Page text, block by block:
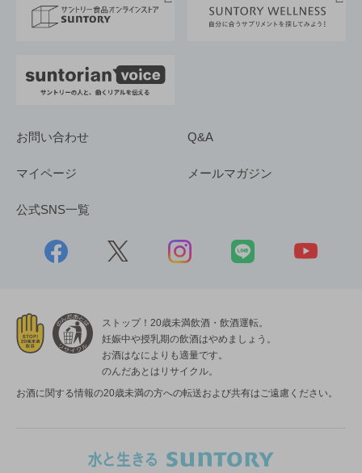
採用情報
お問い合わせ Q&A
マイページ メールマガジン
公式SNS一覧
ストップ！20歳未満飲酒・飲酒運転。
妊娠中や授乳期の飲酒はやめましょう。
お酒はなによりも適量です。
のんだあとはリサイクル。
お酒に関する情報の20歳未満の方への転送および共有はご遠慮ください。